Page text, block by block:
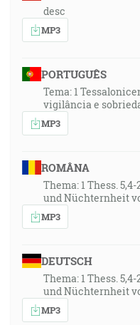
desc
MP3
PORTUGUÊS
Tema: 1
vigilância e
MP3
ROMÂNA
Thema: 1 Thess.
und Nüchternheit
MP3
DEUTSCH
Thema: 1 Thess.
und Nüchternheit
MP3